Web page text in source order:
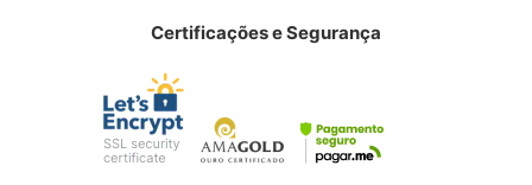
Certificações e Segurança